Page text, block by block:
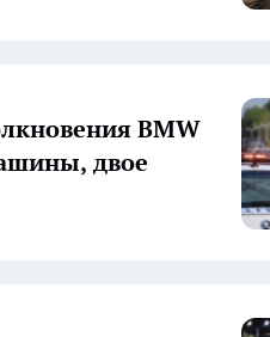
BMW
двое